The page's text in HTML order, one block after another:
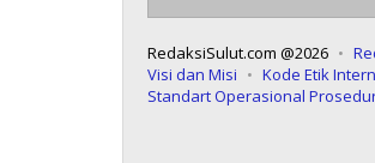
RedaksiSulut.com @2026
Visi dan Misi
Kode Etik
Standart Operasional